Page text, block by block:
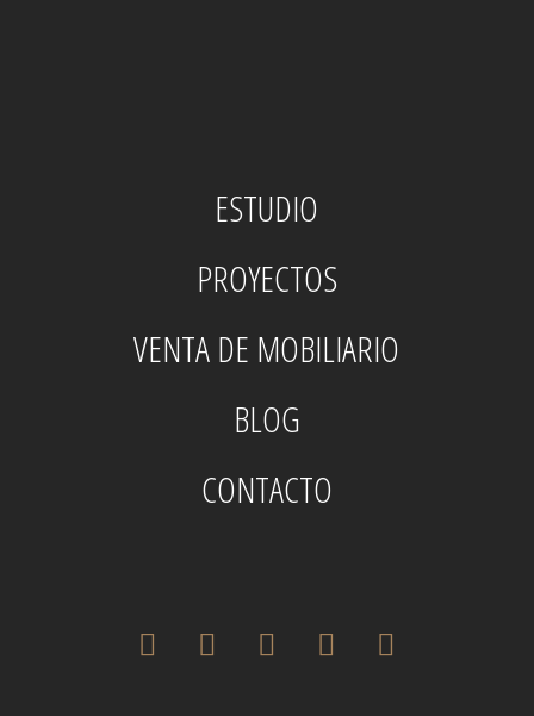
ESTUDIO
PROYECTOS
VENTA DE MOBILIARIO
BLOG
CONTACTO
twitter facebookpinterestinstagram
houzz